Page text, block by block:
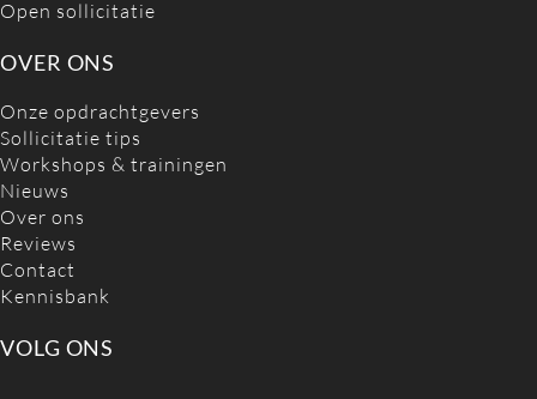
Open sollicitatie
OVER ONS
Onze opdrachtgevers
Sollicitatie tips
Workshops & trainingen
Nieuws
Over ons
Reviews
Contact
Kennisbank
VOLG ONS